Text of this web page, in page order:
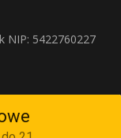
NIP: 5422760227